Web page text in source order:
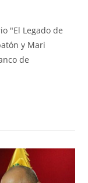
"El Legado de
y Mari
de